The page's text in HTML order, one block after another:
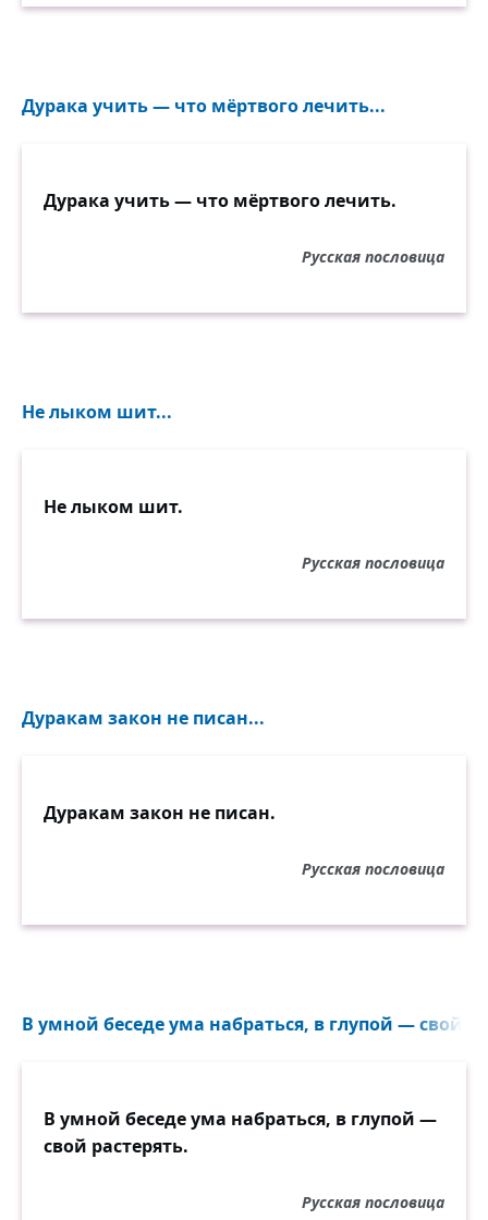
Дурака учить — что мёртвого лечить...
Дурака учить — что мёртвого лечить.
Русская пословица
Не лыком шит...
Не лыком шит.
Русская пословица
Дуракам закон не писан...
Дуракам закон не писан.
Русская пословица
В умной беседе ума набраться, в глупой — свой
В умной беседе ума набраться, в глупой —
свой растерять.
Русская пословица